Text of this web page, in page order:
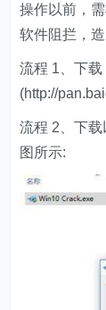
操作以前，
软件阻拦，造
流程 1、下
(http://
流程 2、下
图所示: